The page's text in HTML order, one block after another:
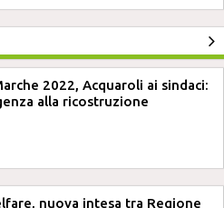
2022, Acquaroli ai sindaci:
alla ricostruzione
nuova intesa tra Regione